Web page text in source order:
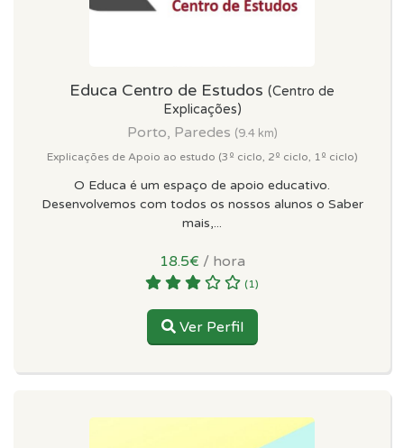
Educa Centro de Estudos (Centro de
Explicações)
Porto, Paredes (9.4 km)
Explicações de Apoio ao estudo (3º ciclo, 2º ciclo, 1º ciclo)
O Educa é um espaço de apoio educativo.
Desenvolvemos com todos os nossos alunos o Saber
mais,...
18.5€ / hora
(1)
Ver Perfil